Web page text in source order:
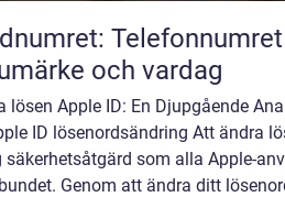
och vardag
lösen Apple ID: En Djupgående
ID lösenordsändring Att ändra
säkerhetsåtgärd som alla Apple-
Genom att ändra ditt